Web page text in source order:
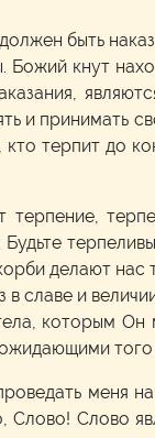
быть
кнут
и принимать
кто терпит до
терпение,
Будьте
делают
славе и
которым
того
меня
Слово